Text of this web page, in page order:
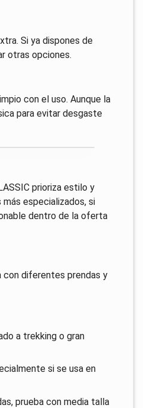
Si ya dispones de
otras opciones.
con el uso. Aunque la
para evitar desgaste
prioriza estilo y
especializados, si
dentro de la oferta
con diferentes prendas y
a trekking o gran
si se usa en
prueba con media talla